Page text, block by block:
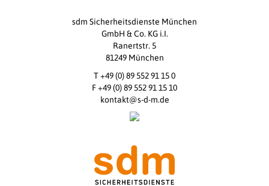
sdm Sicherheitsdienste München
GmbH & Co. KG i.I.
Ranertstr. 5
81249 München
T +49 (0) 89 552 91 15 0
F +49 (0) 89 552 91 15 10
kontakt@s-d-m.de